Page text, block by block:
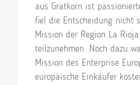
aus Gratkorn ist
fiel die Entscheidung nicht
Mission der Region La
teilzunehmen. Noch dazu
Mission des Enterprise
europäische Einkäufer